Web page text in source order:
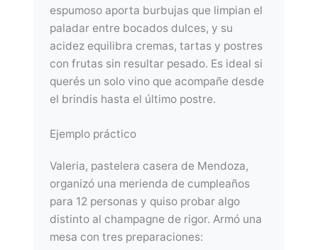
espumoso aporta burbujas que limpian el
paladar entre bocados dulces, y su
acidez equilibra cremas, tartas y postres
con frutas sin resultar pesado. Es ideal si
querés un solo vino que acompañe desde
el brindis hasta el último postre.
Ejemplo práctico
Valeria, pastelera casera de Mendoza,
organizó una merienda de cumpleaños
para 12 personas y quiso probar algo
distinto al champagne de rigor. Armó una
mesa con tres preparaciones: